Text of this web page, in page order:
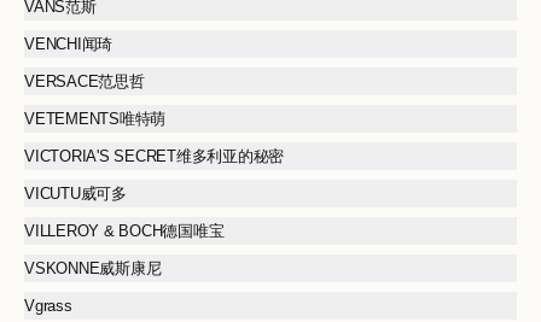
VANS范斯
VENCHI闻琦
VERSACE范思哲
VETEMENTS唯特萌
VICTORIA'S SECRET维多利亚的秘密
VICUTU威可多
VILLEROY & BOCH德国唯宝
VSKONNE威斯康尼
Vgrass